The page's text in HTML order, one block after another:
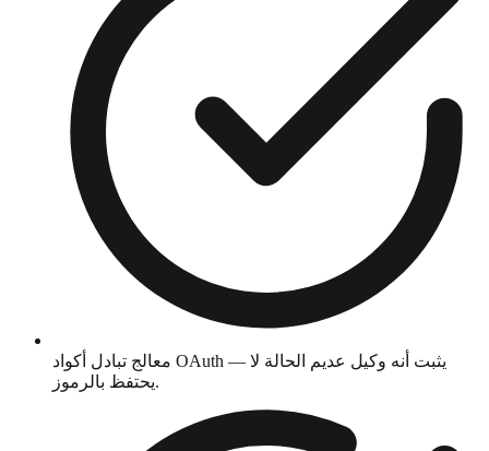
معالج تبادل أكواد OAuth — يثبت أنه وكيل عديم الحالة لا
يحتفظ بالرموز.